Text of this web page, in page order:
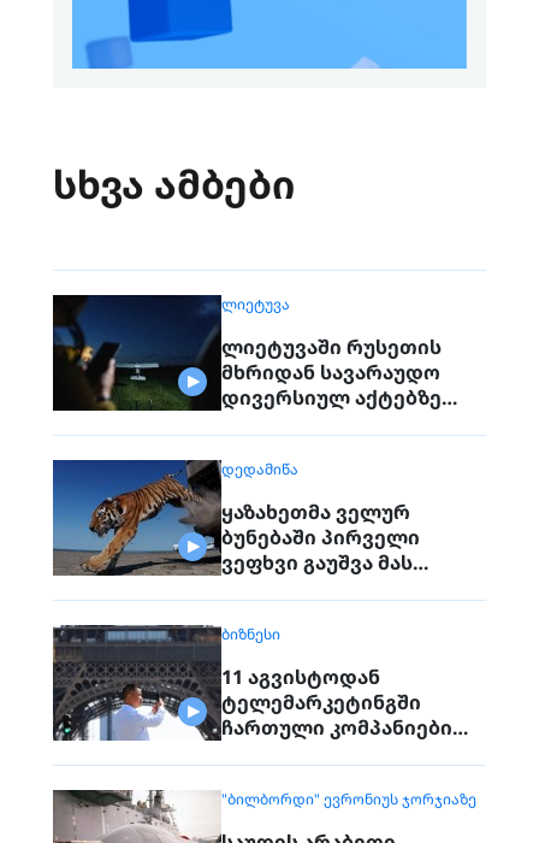
სხვა ამბები
ᲚᲘᲔᲢᲣᲕᲐ
ლიეტუვაში რუსეთის
მხრიდან სავარაუდო
დივერსიულ აქტებზე
ᲓᲔᲓᲐᲛᲘᲬᲐ
ყაზახეთმა ველურ
ბუნებაში პირველი
ვეფხვი გაუშვა მას
გაქრა თურანული ვეფხვი
ᲑᲘᲖᲜᲔᲡᲘ
11 აგვისტოდან
ტელემარკეტინგში
ჩართული კომპანიები
მოქალაქეებს
"ᲑᲘᲚᲑᲝᲠᲓᲘ" ᲔᲕᲠᲝᲜᲘᲣᲡ ᲯᲝᲠᲯᲘᲐᲖᲔ